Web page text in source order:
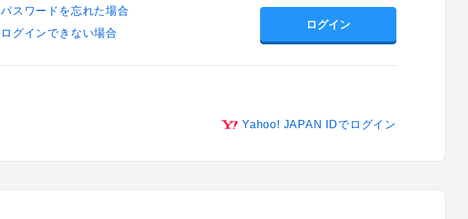
パスワードを忘れた場合
ログインできない場合
Yahoo! JAPAN IDでログイン